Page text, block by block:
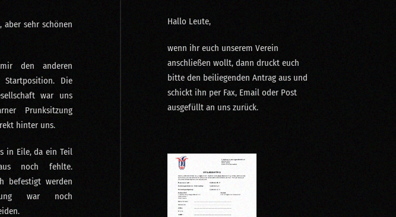
aber sehr schönen
den anderen
Die
war uns
Prunksitzung
hinter uns.
in Eile, da ein Teil
noch fehlte.
befestigt werden
war noch
Hallo Leute,
wenn ihr euch unserem Verein
anschließen wollt, dann druckt euch
bitte den beiliegenden Antrag aus und
schickt ihn per Fax, Email oder Post
ausgefüllt an uns zurück.